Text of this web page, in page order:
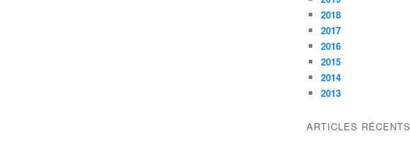
2018
2017
2016
2015
2014
2013
ARTICLES RÉCENTS